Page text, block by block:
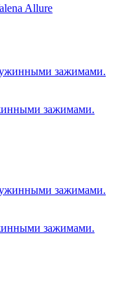
Allure
зажимами.
зажимами.